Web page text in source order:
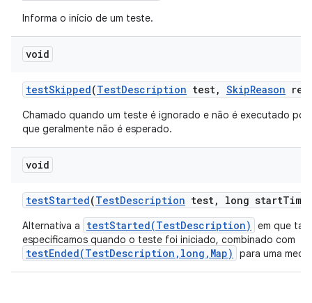
Informa o início de um teste.
void
testSkipped(TestDescription test, SkipReason
Chamado quando um teste é ignorado e não é executado por
que geralmente não é esperado.
void
testStarted(TestDescription test, long start
Alternativa a testStarted(TestDescription)
em que
especificamos quando o teste foi iniciado, combinado com
testEnded(TestDescription,long,Map) para uma